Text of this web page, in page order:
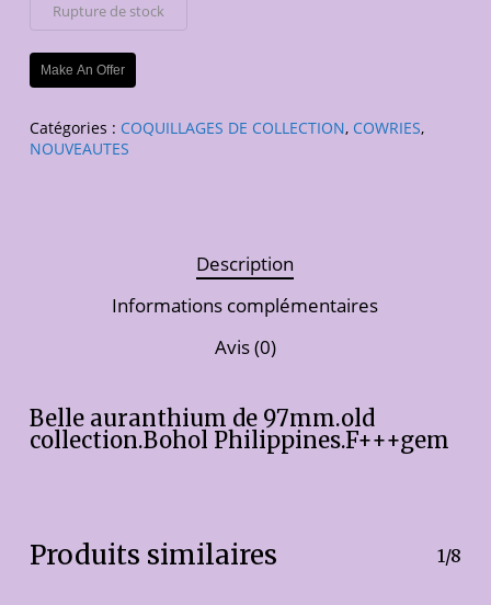
Rupture de stock
Make An Offer
Catégories : COQUILLAGES DE COLLECTION, COWRIES,
NOUVEAUTES
Description
Informations complémentaires
Avis (0)
Belle auranthium de 97mm.old
collection.Bohol Philippines.F+++gem
Produits similaires 1/8